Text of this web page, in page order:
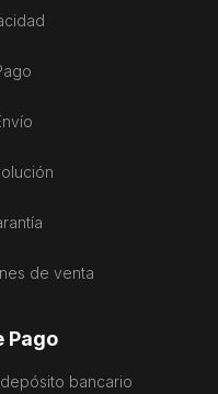
de venta
Pago
bancario